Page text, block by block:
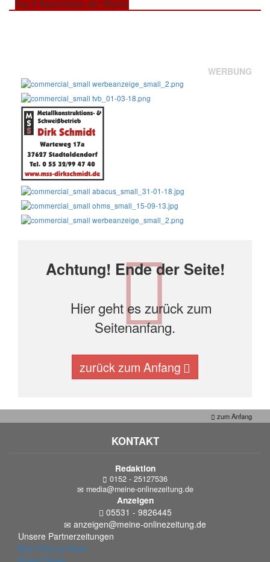
Top 5 Nachrichten der Woche
WERBUNG
Achtung! Ende der Seite!
Hier geht es zurück zum
Seitenanfang.
zurück zum Anfang
zum Anfang
KONTAKT
Redaktion
0152 - 25127536
media@meine-onlinezeitung.de
Anzeigen
05531 - 9826445
anzeigen@meine-onlinezeitung.de
Unsere Partnerzeitungen
Bad Driburg News